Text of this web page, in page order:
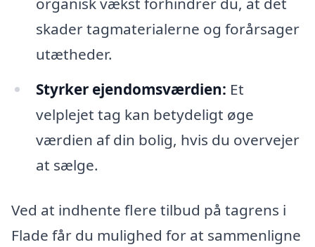
skader tagmaterialerne og forårsager
utætheder.
Styrker ejendomsværdien: Et
velplejet tag kan betydeligt øge
værdien af din bolig, hvis du overvejer
at sælge.
Ved at indhente flere tilbud på tagrens i
Flade får du mulighed for at sammenligne